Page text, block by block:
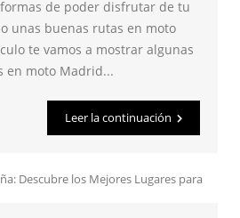
de poder disfrutar de tu
unas buenas rutas en moto
te vamos a mostrar algunas
en moto Madrid...
Leer la continuación